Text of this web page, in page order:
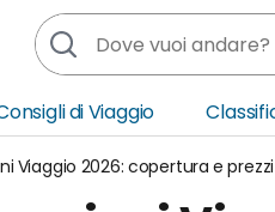
Asia
Oceania
di Viaggio
Viaggio 2026: copertura e prezzi